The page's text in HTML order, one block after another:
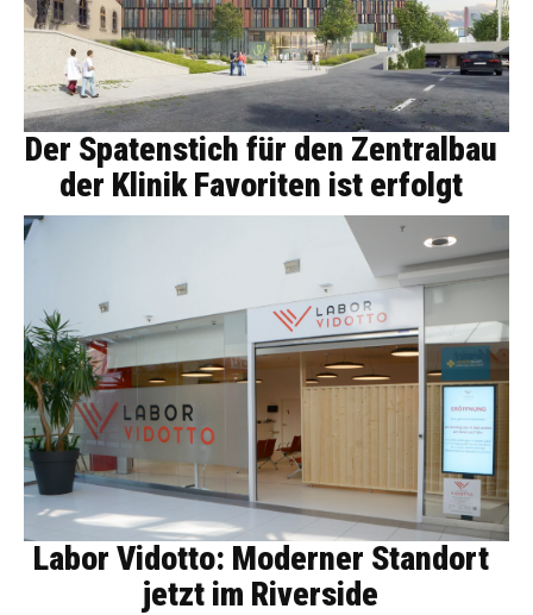
Der Spatenstich für den Zentralbau
der Klinik Favoriten ist erfolgt
Labor Vidotto: Moderner Standort
jetzt im Riverside